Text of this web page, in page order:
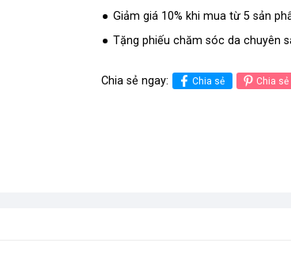
Giảm giá 10% khi mua từ 5 sản
Tặng phiếu chăm sóc da chuyên
Chia sẻ ngay: Chia sẻ Chia sẻ